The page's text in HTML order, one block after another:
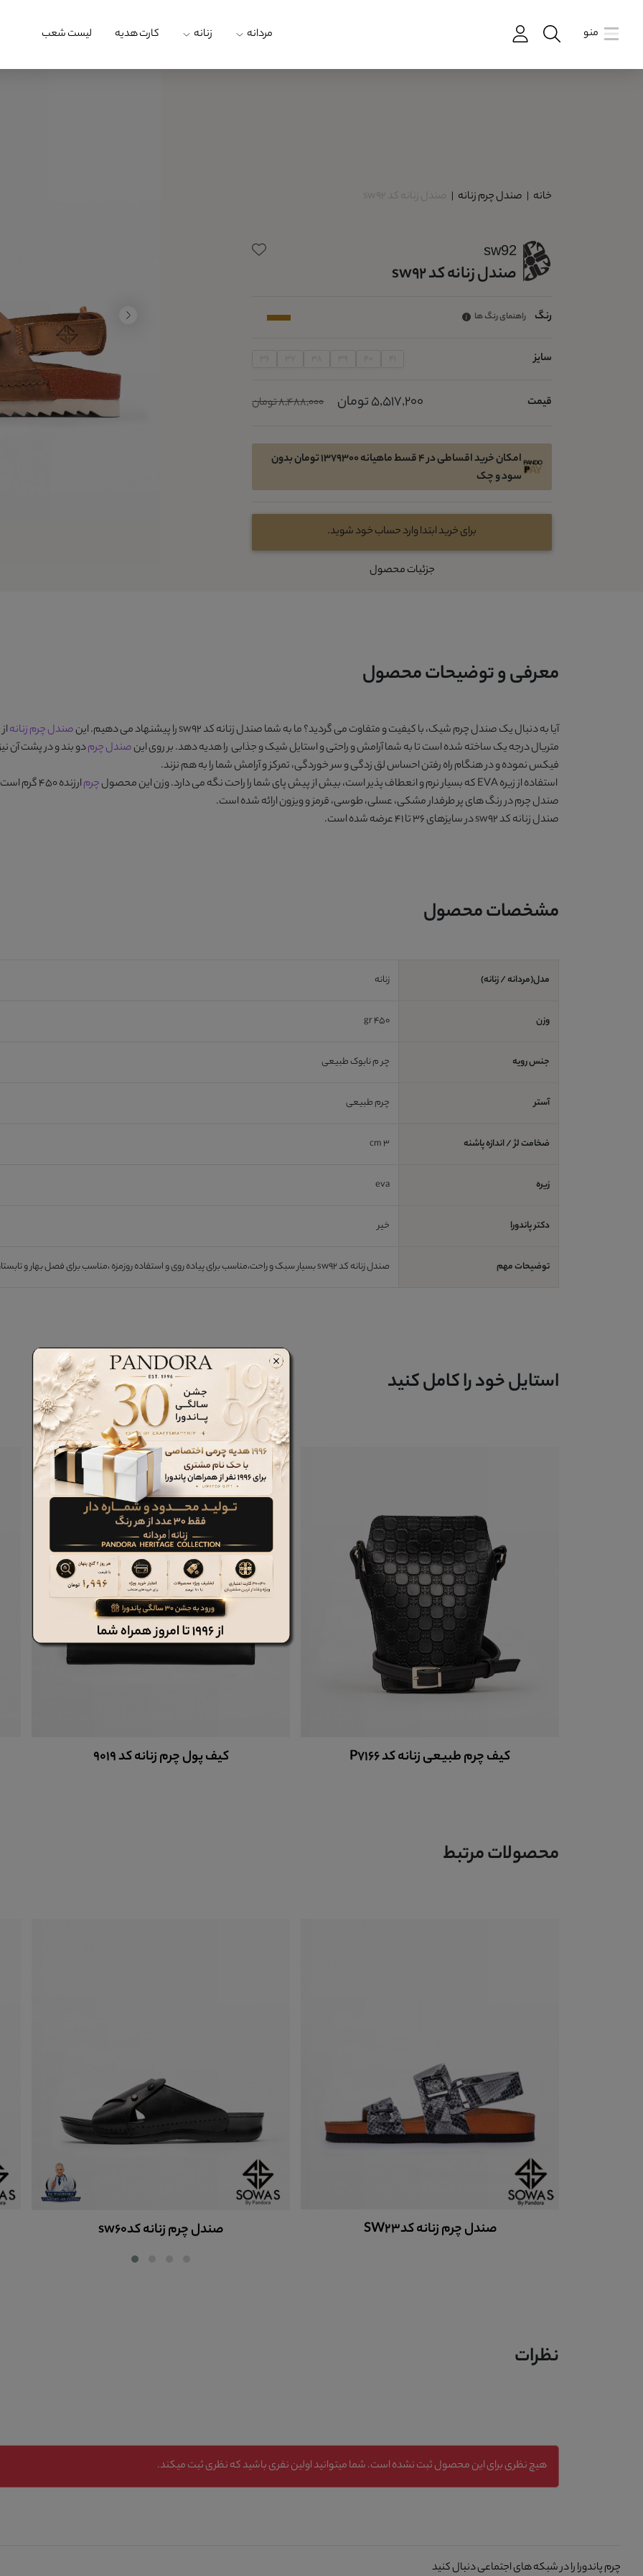
منو مردانه زنانه کارت هدیه لیست شعب
خانه | صندل چرم زنانه | صندل زنانه کد sw92
sw92
صندل زنانه کد sw92
رنگ راهنمای رنگ ها
سایز
قیمت 5,517,200 تومان 8,488,000 تومان
امکان خرید اقساطی در 4 قسط ماهیانه 1379300 تومان بدون
سود و چک
برای خرید ابتدا وارد حساب خود شوید.
جزئیات محصول
معرفی و توضیحات محصول
آیا به دنبال یک صندل چرم شیک، با کیفیت و متفاوت می گردید؟ ما به شماصندل زنانه کد sw92 را پیشنهاد می دهیم. اینصندل چرم زنانه
متریال درجه یک ساخته شده است تا به شما آرامش و راحتی و استایل شیک و جذابی را هدیه دهد. بر روی اینصندل چرمدو بند و در پشت آن
فیکس نموده و در هنگام راه رفتن احساس لق زدگی و سر خوردگی، تمرکز و آرامش شما را به هم نزند.
استفاده از زیره EVA که بسیار نرم و انعطاف پذیر است، بیش از پیش پای شما را راحت نگه می دارد. وزن این محصول
چرم
صندل چرم در رنگ های پر طرفدارمشکی، عسلی، طوسی، قرمز و ویزونارائه شده است.
صندل زنانه کد sw92
در سایزهای 36 تا 41 عرضه شده است.
مشخصات محصول
مدل(مردانه / زنانه) زنانه
وزن 450 gr
جنس رویه چر م نابوک طبیعی
آستر چرم طبیعی
ضخامت لژ / اندازه پاشنه 3 cm
زیره eva
دکتر پاندورا خیر
توضیحات مهم صندل زنانه کد sw92 بسیار سبک و راحت،مناسب برای پیاده روی و استفاده روزمزه ،مناسب برای فصل بهار و تابستان
استایل خود را کامل کنید
کیف پول چرم زنانه کد 9019 کلاه چرم ph102
محصولات مرتبط
صندل چرم زنانه کدsw60 صندل چرم زنانه sw90
نظرات
هیچ نظری برای این محصول ثبت نشده است. شما میتوانید اولین نفری باشید که نظری ثبت میکند.
چرم پاندورا را در شبکه های اجتماعی دنبال کنید